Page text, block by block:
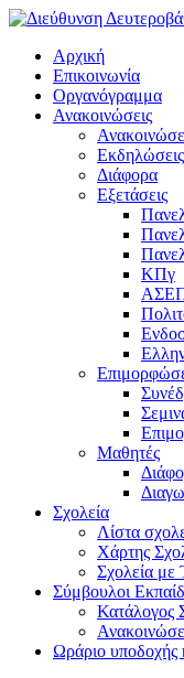
Αρχική
Επικοινωνία
Οργανόγραμμα
Ανακοινώσεις
Εκδηλώσεις
Διάφορα
Εξετάσεις
ΚΠγ
Μαθητές
Σχολεία
Λίστα
Χάρτης
Σχολεία με
Σύμβουλοι
Κατάλογος
Ωράριο υποδοχής